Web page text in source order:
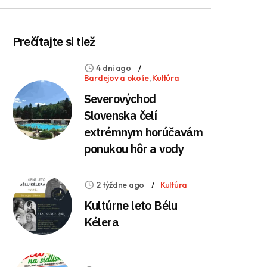
Prečítajte si tiež
4 dni ago
Bardejov a okolie,Kultúra
Severovýchod
Slovenska čelí
extrémnym horúčavám
ponukou hôr a vody
2 týždne ago Kultúra
Kultúrne leto Bélu
Kélera